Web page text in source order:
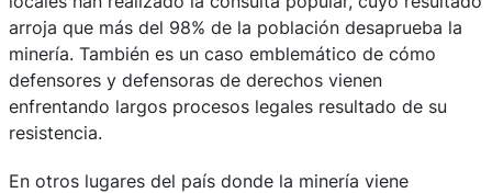
arroja que más del 98% de la población desaprueba la
minería. También es un caso emblemático de cómo
defensores y defensoras de derechos vienen
enfrentando largos procesos legales resultado de su
resistencia.
En otros lugares del país donde la minería viene